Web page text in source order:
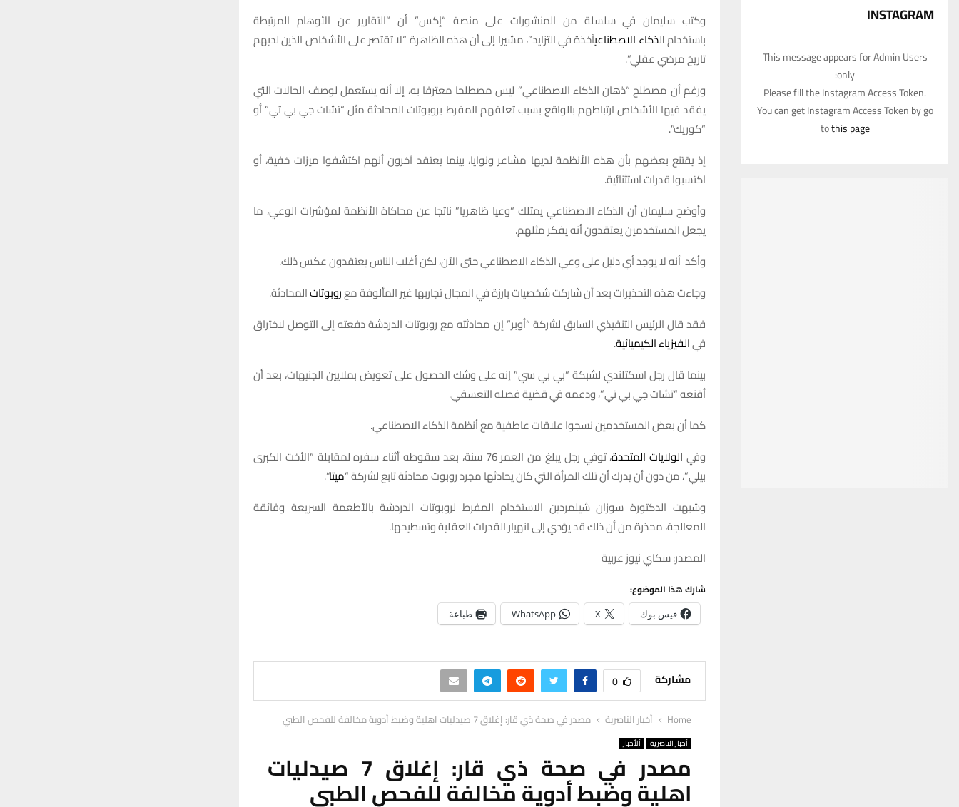
وكتب سليمان في سلسلة من المنشورات على منصة “إكس” أن “التقارير عن الأوهام المرتبطة
باستخدامالذكاء الاصطناعيآخذة في التزايد”، مشيرا إلى أن هذه الظاهرة “لا تقتصر على الأشخاص الذين لديهم
تاريخ مرضي عقلي”.
ورغم أن مصطلح “ذهان الذكاء الاصطناعي” ليس مصطلحا معترفا به، إلا أنه يستعمل لوصف الحالات التي
يفقد فيها الأشخاص ارتباطهم بالواقع بسبب تعلقهم المفرط بروبوتات المحادثة مثل “تشات جي بي تي” أو
“كوريك”.
إذ يقتنع بعضهم بأن هذه الأنظمة لديها مشاعر ونوايا، بينما يعتقد آخرون أنهم اكتشفوا ميزات خفية، أو
اكتسبوا قدرات استثنائية.
وأوضح سليمان أن الذكاء الاصطناعي يمتلك “وعيا ظاهريا” ناتجا عن محاكاة الأنظمة لمؤشرات الوعي، ما
يجعل المستخدمين يعتقدون أنه يفكر مثلهم.
وأكد أنه لا يوجد أي دليل على وعي الذكاء الاصطناعي حتى الآن، لكن أغلب الناس يعتقدون عكس ذلك.
وجاءت هذه التحذيرات بعد أن شاركت شخصيات بارزة في المجال تجاربها غير المألوفة معروبوتاتالمحادثة.
فقد قال الرئيس التنفيذي السابق لشركة “أوبر” إن محادثته مع روبوتات الدردشة دفعته إلى التوصل لاختراق
فيالفيزياء الكيميائية.
بينما قال رجل اسكتلندي لشبكة “بي بي سي” إنه على وشك الحصول على تعويض بملايين الجنيهات، بعد أن
أقنعه “تشات جي بي تي”، ودعمه في قضية فصله التعسفي.
كما أن بعض المستخدمين نسجوا علاقات عاطفية مع أنظمة الذكاء الاصطناعي.
وفي الولايات المتحدة
، توفي رجل يبلغ من العمر 76 سنة، بعد سقوطه أثناء سفره لمقابلة “الأخت الكبرى
بيلي”، من دون أن يدرك أن تلك المرأة التي كان يحادثها مجرد روبوت محادثة تابع لشركة “ميتا“.
وشبهت الدكتورة سوزان شيلمردين الاستخدام المفرط لروبوتات الدردشة بالأطعمة السريعة وفائقة
المعالجة، محذرة من أن ذلك قد يؤدي إلى انهيار القدرات العقلية وتسطيحها.
المصدر: سكاي نيوز عربية
شارك هذا الموضوع:
فيس بوك X
WhatsApp طباعة
مشاركة 0
Home أخبار الناصرية مصدر في صحة ذي قار: إغلاق 7 صيدليات اهلية وضبط أدوية مخالفة للفحص الطبي
أخبار الناصرية ألأخبار
مصدر في صحة ذي قار: إغلاق 7 صيدليات
اهلية وضبط أدوية مخالفة للفحص الطبي
INSTAGRAM
This message appears for Admin Users
only:
Please fill the Instagram Access Token.
You can get Instagram Access Token by go
tothis page